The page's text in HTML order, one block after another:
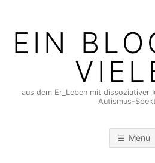
contentEIN
aus dem Er_Leben mit dissoziativer
Autismus-
Menu